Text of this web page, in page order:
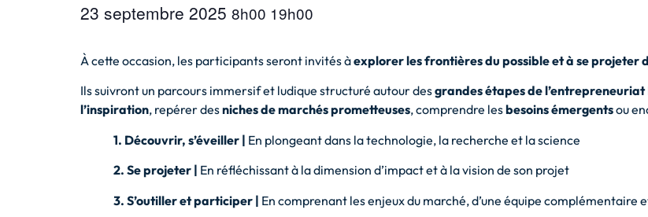
23 septembre 2025 8h00 19h00
À cette occasion, les participants seront invités àexplorer les frontières du possible et à se projeter
Ils suivront un parcours immersif et ludique structuré autour desgrandes étapes de
l’inspiration, repérer desniches de marchés prometteuses, comprendre lesbesoins émergentsou
1. Découvrir, s’éveiller | En plongeant dans la technologie, la recherche et la science
2. Se projeter | En réfléchissant à la dimension d’impact et à la vision de son projet
3. S’outiller et participer | En comprenant les enjeux du marché, d’une équipe